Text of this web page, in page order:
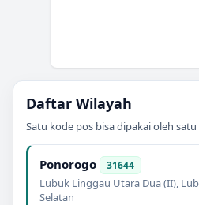
Daftar Wilayah
Satu kode pos bisa dipakai oleh
Ponorogo 31644
Lubuk Linggau Utara Dua (II),
Selatan